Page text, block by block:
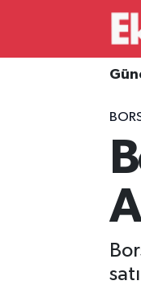
Güncel
Borsa Haberleri
Hava Durumu
Süper Lig
Tüm Manşetler
Haber Arşivi